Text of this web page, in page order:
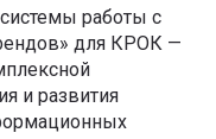
работы с
для КРОК —
и развития